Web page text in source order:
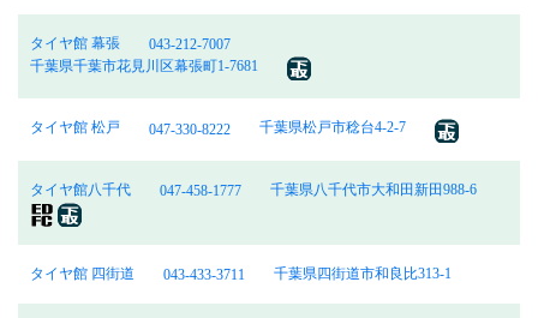
タイヤ館 幕張
043-212-7007
千葉県千葉市花見川区幕張町1-7681
タイヤ館 松戸 047-330-8222 千葉県松戸市稔台4-2-7
タイヤ館八千代 047-458-1777 千葉県八千代市大和田新田988-6
タイヤ館 四街道 043-433-3711 千葉県四街道市和良比313-1